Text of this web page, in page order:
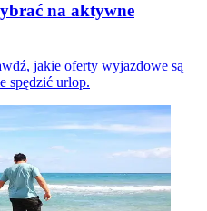
na aktywne
jakie oferty wyjazdowe są
spędzić urlop.